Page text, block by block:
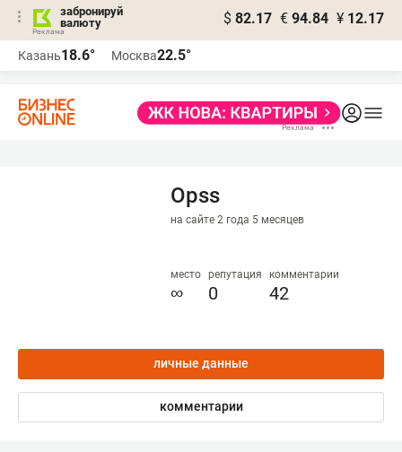
забронируй
валюту
$ 82.17 € 94.84 ¥ 12.17
Казань18.6° Москва22.5°
Opss
на сайте 2 года 5 месяцев
место
∞
репутация
0
комментарии
42
личные данные
комментарии